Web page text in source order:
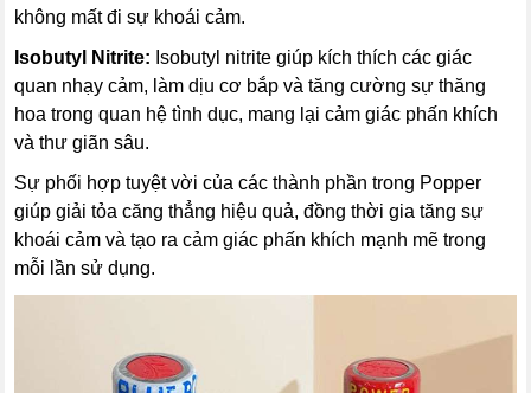
không mất đi sự khoái cảm.
Isobutyl Nitrite: Isobutyl nitrite giúp kích thích các giác
quan nhạy cảm, làm dịu cơ bắp và tăng cường sự thăng
hoa trong quan hệ tình dục, mang lại cảm giác phấn khích
và thư giãn sâu.
Sự phối hợp tuyệt vời của các thành phần trong Popper
giúp giải tỏa căng thẳng hiệu quả, đồng thời gia tăng sự
khoái cảm và tạo ra cảm giác phấn khích mạnh mẽ trong
mỗi lần sử dụng.